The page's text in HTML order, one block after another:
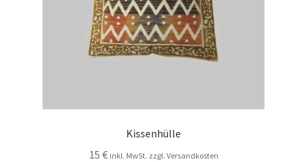
Kissenhülle
15 € inkl. MwSt. zzgl. Versandkosten